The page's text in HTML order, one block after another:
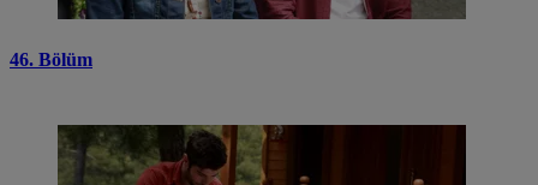
46. Bölüm